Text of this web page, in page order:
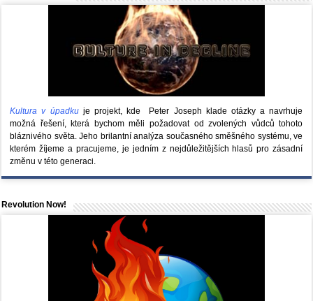
Kultura v úpadkuje projekt, kde Peter Joseph klade otázky a navrhuje
možná řešení, která bychom měli požadovat od zvolených vůdců tohoto
bláznivého světa. Jeho brilantní analýza současného směšného systému, ve
kterém žíjeme a pracujeme, je jedním z nejdůležitějších hlasů pro zásadní
změnu v této generaci.
Revolution Now!